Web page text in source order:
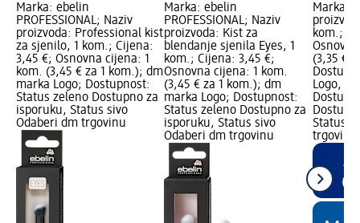
Marka: ebelin
PROFESSIONAL; Naziv
proizvoda: Professional kist
za sjenilo, 1 kom.; Cijena:
3,45 €; Osnovna cijena: 1
kom. (3,45 € za 1 kom.); dm
marka Logo; Dostupnost:
Status zeleno Dostupno za
isporuku, Status sivo
Odaberi dm trgovinu
Marka: ebelin
PROFESSIONAL; Naziv
proizvoda: Kist za
blendanje sjenila Eyes, 1
kom.; Cijena: 3,45 €;
Osnovna cijena: 1 kom.
(3,45 € za 1 kom.); dm
marka Logo; Dostupnost:
Status zeleno Dostupno za
isporuku, Status sivo
Odaberi dm trgovinu
Marka:
kom.;
(3,35 €
Logo,
Status
trgovine